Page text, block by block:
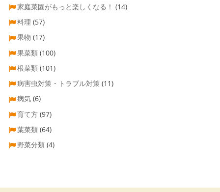
家庭菜園がもっと楽しくなる！ (14)
料理 (57)
果物 (17)
果菜類 (100)
根菜類 (101)
病害虫対策・トラブル対策 (11)
病気 (6)
育て方 (97)
葉菜類 (64)
野菜分類 (4)